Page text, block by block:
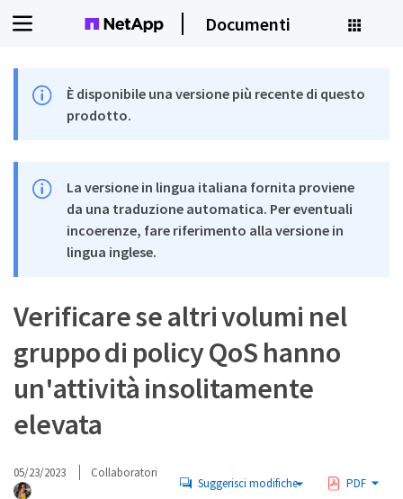
Documenti
È disponibile una versione più recente di questo
prodotto.
La versione in lingua italiana fornita proviene
da una traduzione automatica. Per eventuali
incoerenze, fare riferimento alla versione in
lingua inglese.
Verificare se altri volumi nel
gruppo di policy QoS hanno
un'attività insolitamente
elevata
05/23/2023 Collaboratori
Suggerisci modifiche PDF